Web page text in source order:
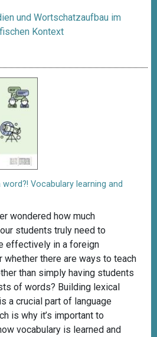
und Wortschatzaufbau im
Kontext
word?! Vocabulary learning and
wondered how much
students truly need to
effectively in a foreign
whether there are ways to teach
than simply having students
of words? Building lexical
a crucial part of language
is why it’s important to
vocabulary is learned and